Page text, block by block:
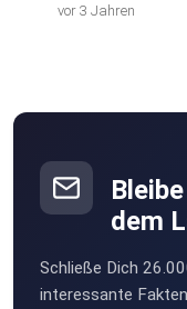
vor 3 Jahren
dem
Schließe Dich
interessante